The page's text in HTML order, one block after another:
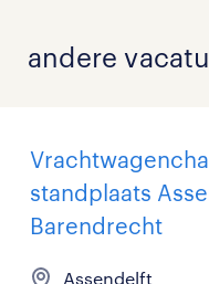
andere
standplaats
Barendrecht
Assendelft